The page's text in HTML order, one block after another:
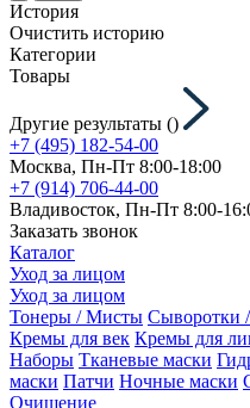
История
Очистить историю
Категории
Товары
Другие результаты ()
+7 (495) 182-54-00
Москва, Пн-Пт 8:00-18:00
+7 (914) 706-44-00
Владивосток, Пн-Пт 8:00-
Заказать звонок
Каталог
Уход за лицом
Уход за лицом
Тонеры / Мисты Сыворотки
Кремы для век Кремы для
Наборы Тканевые маски
маски Патчи Ночные маски
Очищение